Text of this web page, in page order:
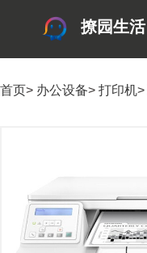
撩园生活
首页> 办公设备> 打印机>